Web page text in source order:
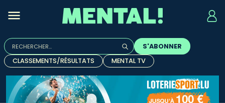
Rechercher :
Quand les résultats de l'auto-complétion sont
S'ABONNER
CLASSEMENTS/RÉSULTATS
MENTAL TV